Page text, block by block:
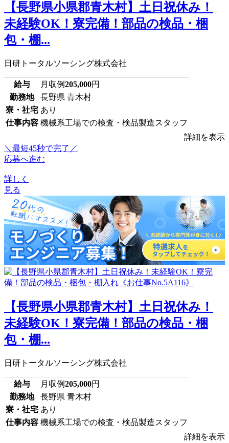
【長野県小県郡青木村】土日祝休み！
未経験OK！寮完備！部品の検品・梱
包・棚...
日研トータルソーシング株式会社
給与 月収例205,000円
勤務地
長野県 青木村
寮・社宅 あり
仕事内容 機械系工場での検査・検品製造スタッフ
詳細を表示
＼最短45秒で完了／
応募へ進む
詳しく
見る
【長野県小県郡青木村】土日祝休み！
未経験OK！寮完備！部品の検品・梱
包・棚...
日研トータルソーシング株式会社
給与 月収例205,000円
勤務地
長野県 青木村
寮・社宅 あり
仕事内容 機械系工場での検査・検品製造スタッフ
詳細を表示